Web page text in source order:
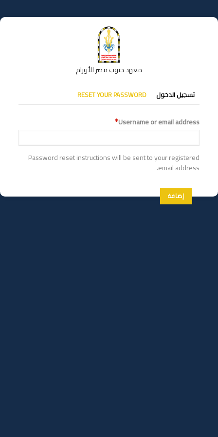
إلى
المحتوى
معهد جنوب مصر للأورام
التبويبات
الأساسية
تسجيل الدخول RESET YOUR PASSWORD
Username or email address
Password reset instructions will be sent to your registered
email address.